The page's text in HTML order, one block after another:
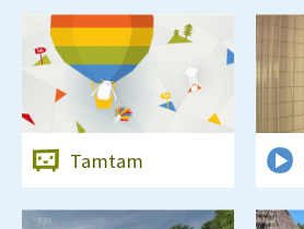
Tamtam